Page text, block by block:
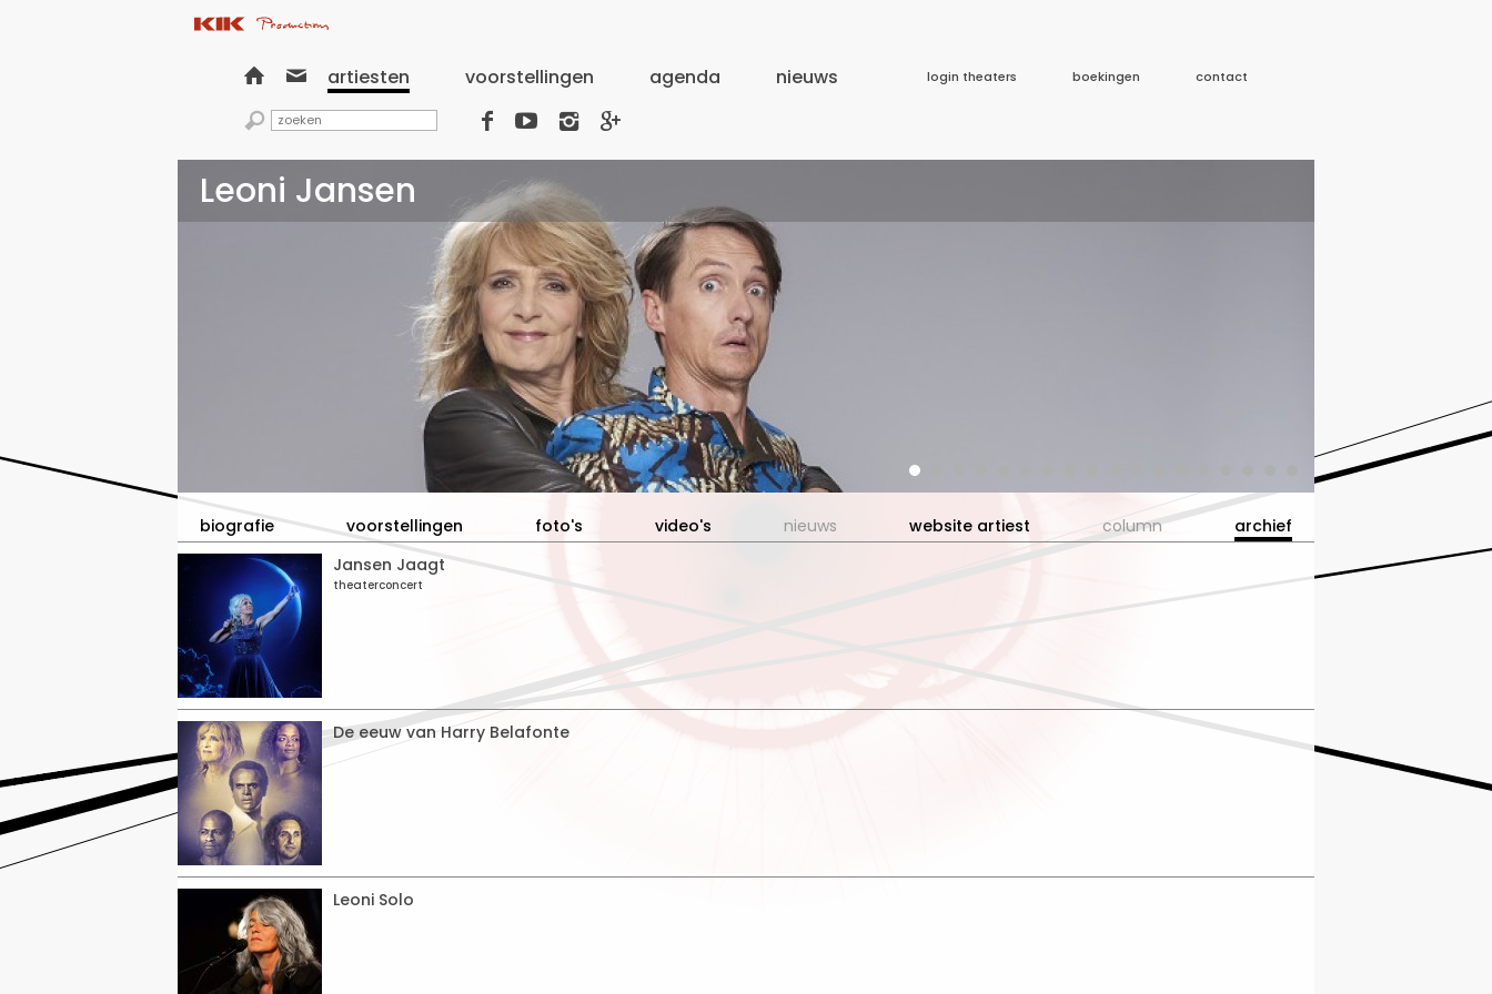
  artiesten voorstellingen agenda nieuws login theaters boekingen contact
    
Leoni Jansen
biografie voorstellingen foto's video's nieuws website artiest column
archief
Jansen Jaagt
theaterconcert
De eeuw van Harry Belafonte
Leoni Solo